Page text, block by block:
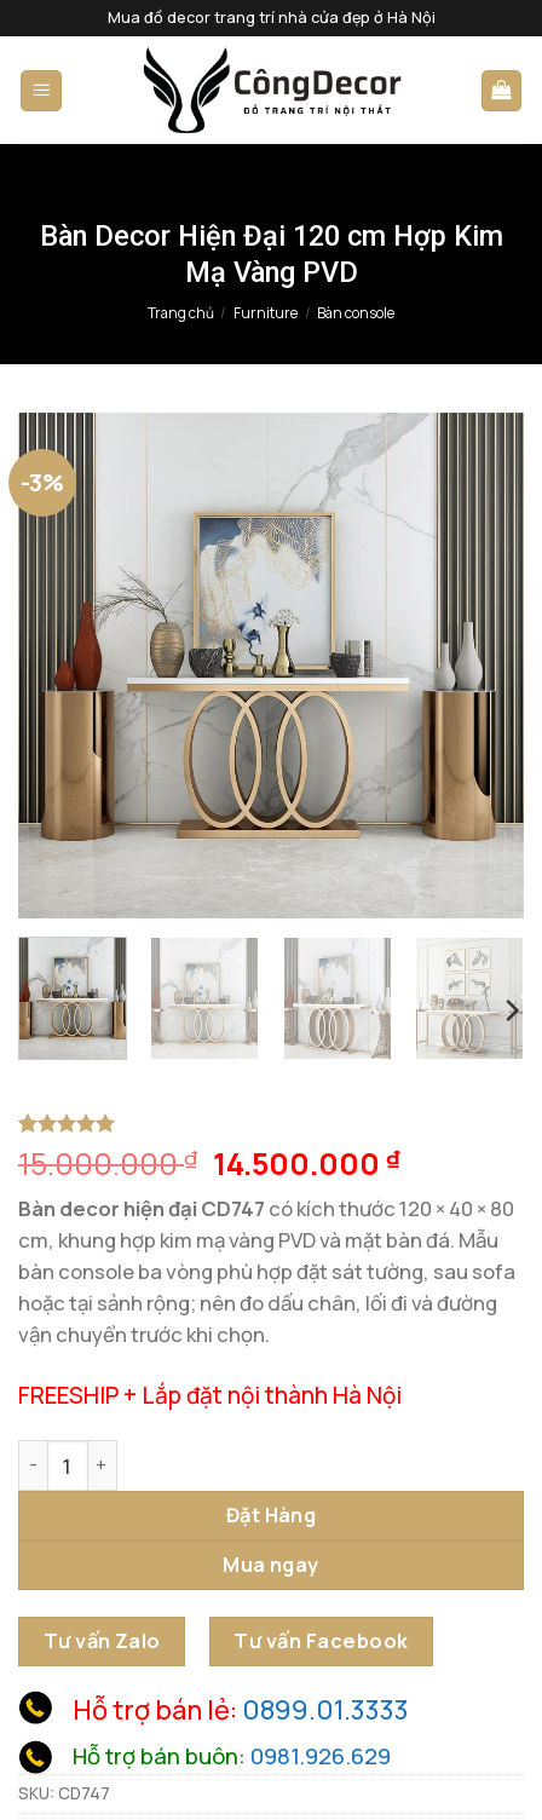
qua
nội
dung
Mua đồ decor trang trí nhà cửa đẹp ở Hà Nội
Bàn Decor Hiện Đại 120 cm Hợp Kim
Mạ Vàng PVD
Trang chủ / Furniture / Bàn console
-3%
5 trên 5
dựa trên
1
15.000.000₫ Giá
gốc
là:
15.000.000 ₫.
14.500.000 ₫Giá
hiện
tại
là:
Bàn decor hiện đại CD747 có kích thước 120 × 40 × 80
cm, khung hợp kim mạ vàng PVD và mặt bàn đá. Mẫu
bàn console ba vòng phù hợp đặt sát tường, sau sofa
hoặc tại sảnh rộng; nên đo dấu chân, lối đi và đường
vận chuyển trước khi chọn.
FREESHIP + Lắp đặt nội thành Hà Nội
Đặt Hàng
Mua ngay
Tư vấn Zalo Tư vấn Facebook
Hỗ trợ bán lẻ: 0899.01.3333
Hỗ trợ bán buôn: 0981.926.629
SKU: CD747